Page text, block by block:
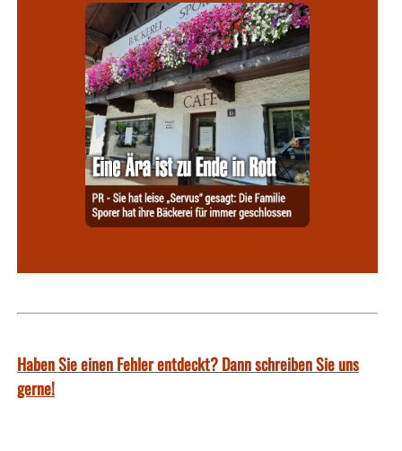
Haben Sie einen Fehler entdeckt? Dann schreiben Sie uns
gerne!